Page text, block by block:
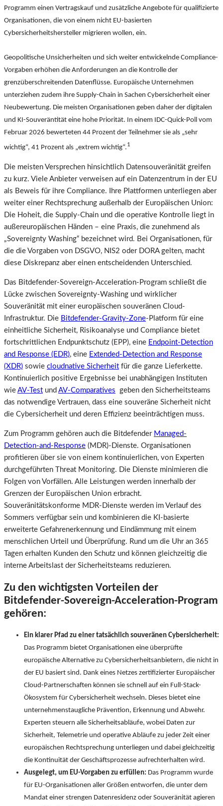
Programm einen Vertragskauf und zusätzliche Angebote für qualifizierte
Organisationen, die von einem nicht EU-basierten
Cybersicherheitshersteller migrieren wollen, ein.
Geopolitische Unsicherheiten und sich weiter entwickelnde Compliance-
Vorgaben erhöhen die Anforderungen an die Kontrolle der
grenzüberschreitenden Datenflüsse. Europäische Unternehmen
unterziehen zudem ihre Supply-Chain in Sachen Cybersicherheit einer
Neubewertung. Die meisten Organisationen geben daher der digitalen
und KI-Souveräntität eine hohe Priorität. In einem IDC-Quick-Poll vom
Februar 2026 bewerteten 44 Prozent der Teilnehmer sie als „sehr
wichtig“, 41 Prozent als „extrem wichtig“.1
Die meisten Versprechen hinsichtlich Datensouveränität greifen
zu kurz. Viele Anbieter verweisen auf ein Datenzentrum in der EU
als Beweis für ihre Compliance. Ihre Plattformen unterliegen aber
weiter einer Rechtsprechung außerhalb der Europäischen Union:
Die Hoheit, die Supply-Chain und die operative Kontrolle liegt in
außereuropäischen Händen – eine Praxis, die zunehmend als
„Sovereignty Washing“ bezeichnet wird. Bei Organisationen, für
die die Vorgaben von DSGVO, NIS2 oder DORA gelten, macht
diese Diskrepanz aber einen entscheidenden Unterschied.
Das Bitdefender-Sovereign-Acceleration-Program schließt die
Lücke zwischen Sovereignty-Washing und wirklicher
Souveränität mit einer europäischen souveränen Cloud-
Infrastruktur. Die Bitdefender-Gravity-Zone-Platform für eine
einheitliche Sicherheit, Risikoanalyse und Compliance bietet
fortschrittlichen Endpunktschutz (EPP), eine Endpoint-Detection
and Response (EDR), eine Extended-Detection and Response
(XDR) sowie cloudnative Sicherheit für die ganze Lieferkette.
Kontinuierlich positive Ergebnisse bei unabhängigen Instituten
wie AV-Test und AV-Comparatives geben den Sicherheitsteams
das notwendige Vertrauen, dass eine souveräne Sicherheit nicht
die Cybersicherheit und deren Effizienz beeinträchtigen muss.
Zum Programm gehören auch die Bitdefender Managed-
Detection-and-Response (MDR)-Dienste. Organisationen
profitieren über sie von einem kontinuierlichen, von Experten
durchgeführten Threat Monitoring. Die Dienste minimieren die
Folgen von Vorfällen. Alle Leistungen werden innerhalb der
Grenzen der Europäischen Union erbracht.
Souveränitätskonforme MDR-Dienste werden im Verlauf des
Sommers verfügbar sein und kombinieren die KI-basierte
erweiterte Gefahrenerkennung und Eindämmung mit einem
menschlichen Urteil und Überprüfung. Rund um die Uhr an 365
Tagen erhalten Kunden den Schutz und können gleichzeitig die
interne Arbeitslast der Sicherheitsteams reduzieren.
Zu den wichtigsten Vorteilen der
Bitdefender-Sovereign-Acceleration-Program
gehören:
Ein klarer Pfad zu einer tatsächlich souveränen Cybersicherheit:
Das Programm bietet Organisationen eine überprüfte
europäische Alternative zu Cybersicherheitsanbietern, die nicht in
der EU basiert sind. Dank eines Netzes zertifizierter Europäischer
Cloud-Partnerschaften können sie schnell auf ein Full-Stack-
Ökosystem für Cybersicherheit wechseln. Dieses bietet eine
unternehmenstaugliche Prävention, Erkennung und Abwehr.
Experten steuern alle Sicherheitsabläufe, wobei Daten zur
Sicherheit, Telemetrie und operative Abläufe zu jeder Zeit einer
europäischen Rechtsprechung unterliegen und dabei gleichzeitig
die Kontinuität der Geschäftsprozesse aufrechterhalten wird.
Ausgelegt, um EU-Vorgaben zu erfüllen: Das Programm wurde
für EU-Organisationen aller Größen entworfen, die unter dem
Mandat einer strengen Datenresidenz oder Souveränität agieren